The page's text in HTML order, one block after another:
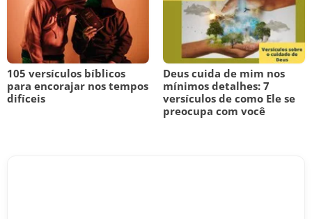
105 versículos bíblicos
para encorajar nos tempos
difíceis
Deus cuida de mim nos
mínimos detalhes: 7
versículos de como Ele se
preocupa com você